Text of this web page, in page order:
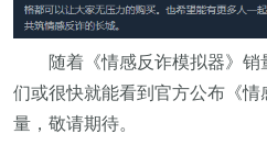
随着《情感反诈模拟器》
们或很快就能看到官方公布《
量，敬请期待。